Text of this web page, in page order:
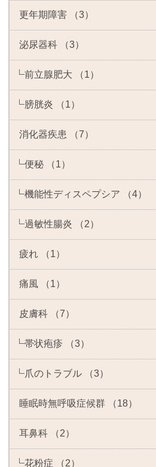
更年期障害 （3）
泌尿器科 （3）
前立腺肥大 （1）
膀胱炎 （1）
消化器疾患 （7）
便秘 （1）
機能性ディスペプシア （4）
過敏性腸炎 （2）
疲れ （1）
痛風 （1）
皮膚科 （7）
帯状疱疹 （3）
爪のトラブル （3）
睡眠時無呼吸症候群 （18）
耳鼻科 （2）
花粉症 （2）